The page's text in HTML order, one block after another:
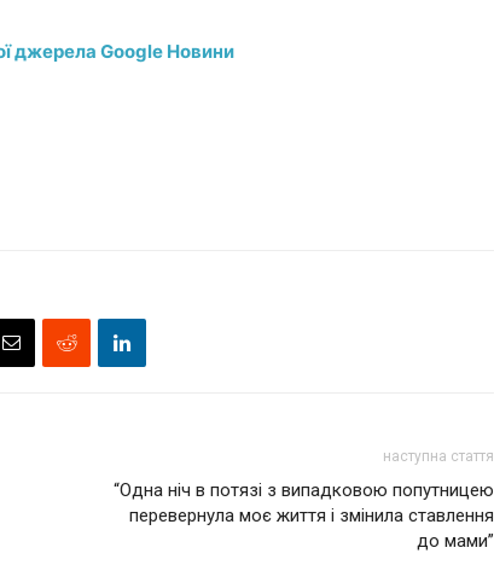
джерела Google Новини
наступна стаття
“Одна ніч в потязі з випадковою попутницею
перевернула моє життя і змінила ставлення
до мами”